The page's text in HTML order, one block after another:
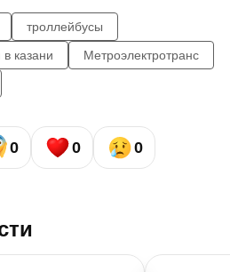
троллейбусы
в казани
Метроэлектротранс
0 0 0